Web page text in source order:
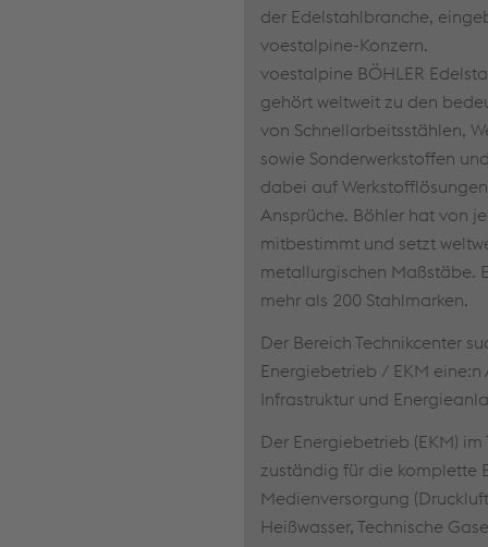
der Edelstahlbranche,
voestalpine-Konzern.
voestalpine BÖHLER
gehört weltweit zu den
von Schnellarbeitsstählen,
sowie Sonderwerkstoffen
dabei auf
Ansprüche. Böhler hat von
mitbestimmt und setzt
metallurgischen Maßstäbe.
mehr als 200 Stahlmarken.
Der Bereich Technikcenter
Energiebetrieb / EKM
Infrastruktur und
Der Energiebetrieb (EKM) im
zuständig für die komplette
Medienversorgung
Heißwasser, Technische